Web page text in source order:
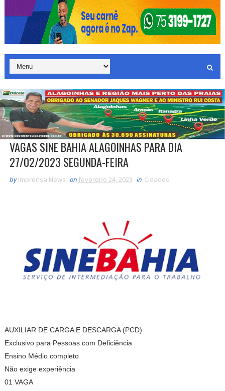
VAGAS SINE BAHIA ALAGOINHAS PARA DIA
27/02/2023 SEGUNDA-FEIRA
by Imprensa News on fevereiro 24, 2023 in Cidades
AUXILIAR DE CARGA E DESCARGA (PCD)
Exclusivo para Pessoas com Deficiência
Ensino Médio completo
Não exige experiência
01 VAGA